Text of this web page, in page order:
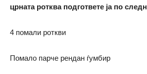
црната ротква подгответе ја по
4 помали роткви
Помало парче рендан ѓумбир